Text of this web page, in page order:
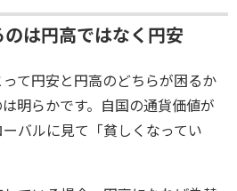
は円高ではなく円安
て円安と円高のどちらが困るか
明らかです。自国の通貨価値が
バルに見て「貧しくなってい